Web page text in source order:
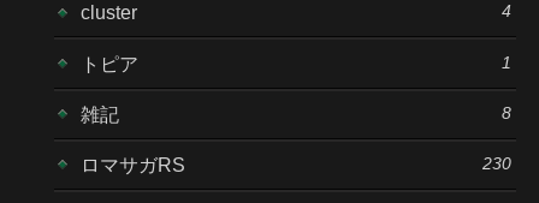
cluster 4
トピア 1
雑記 8
ロマサガRS 230